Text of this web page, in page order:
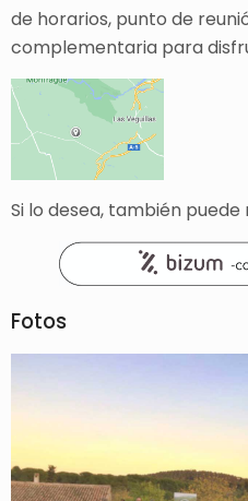
de horarios, punto de
complementaria para
Si lo desea, también
Fotos